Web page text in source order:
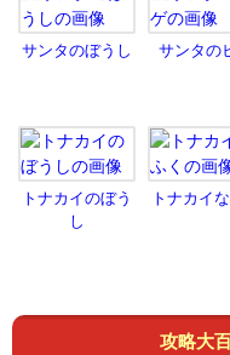
サンタのぼうし
サンタの
トナカイのぼう
し
トナカイ
攻略大